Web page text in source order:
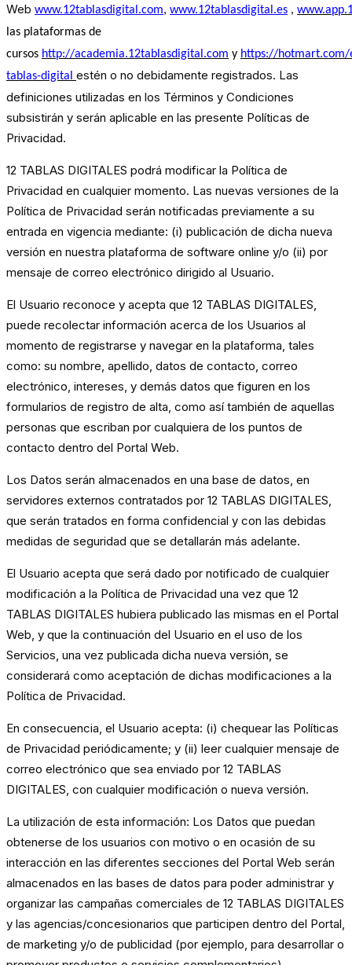
Web www.12tablasdigital.com, www.12tablasdigital.es ,
las plataformas de
cursos http://academia.12tablasdigital.com y https://
tablas-digital estén o no debidamente registrados. Las
definiciones utilizadas en los Términos y Condiciones
subsistirán y serán aplicable en las presente Políticas de
Privacidad.
12 TABLAS DIGITALES podrá modificar la Política de
Privacidad en cualquier momento. Las nuevas versiones de la
Política de Privacidad serán notificadas previamente a su
entrada en vigencia mediante: (i) publicación de dicha nueva
versión en nuestra plataforma de software online y/o (ii) por
mensaje de correo electrónico dirigido al Usuario.
El Usuario reconoce y acepta que 12 TABLAS DIGITALES,
puede recolectar información acerca de los Usuarios al
momento de registrarse y navegar en la plataforma, tales
como: su nombre, apellido, datos de contacto, correo
electrónico, intereses, y demás datos que figuren en los
formularios de registro de alta, como así también de aquellas
personas que escriban por cualquiera de los puntos de
contacto dentro del Portal Web.
Los Datos serán almacenados en una base de datos, en
servidores externos contratados por 12 TABLAS DIGITALES,
que serán tratados en forma confidencial y con las debidas
medidas de seguridad que se detallarán más adelante.
El Usuario acepta que será dado por notificado de cualquier
modificación a la Política de Privacidad una vez que 12
TABLAS DIGITALES hubiera publicado las mismas en el Portal
Web, y que la continuación del Usuario en el uso de los
Servicios, una vez publicada dicha nueva versión, se
considerará como aceptación de dichas modificaciones a la
Política de Privacidad.
En consecuencia, el Usuario acepta: (i) chequear las Políticas
de Privacidad periódicamente; y (ii) leer cualquier mensaje de
correo electrónico que sea enviado por 12 TABLAS
DIGITALES, con cualquier modificación o nueva versión.
La utilización de esta información: Los Datos que puedan
obtenerse de los usuarios con motivo o en ocasión de su
interacción en las diferentes secciones del Portal Web serán
almacenados en las bases de datos para poder administrar y
organizar las campañas comerciales de 12 TABLAS DIGITALES
y las agencias/concesionarios que participen dentro del Portal,
de marketing y/o de publicidad (por ejemplo, para desarrollar o